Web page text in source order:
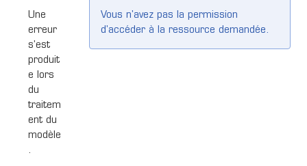
Une
erreur
s'est
produit
e lors
du
traitem
ent du
modèle
.
Vous n'avez pas la permission
d'accéder à la ressource demandée.